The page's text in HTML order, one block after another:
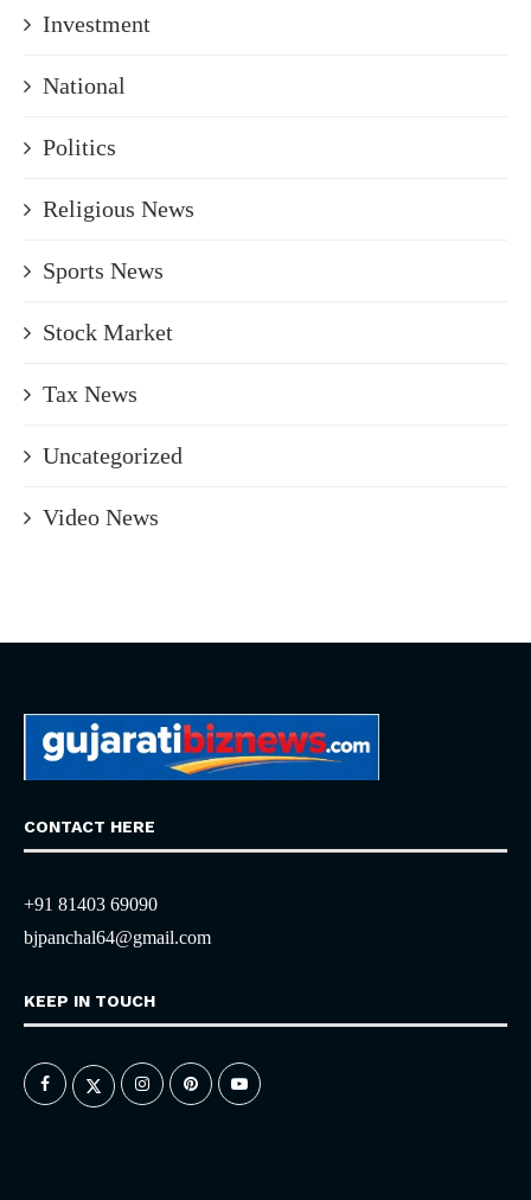
Investment
National
Politics
Religious News
Sports News
Stock Market
Tax News
Uncategorized
Video News
CONTACT HERE
+91 81403 69090
bjpanchal64@gmail.com
KEEP IN TOUCH